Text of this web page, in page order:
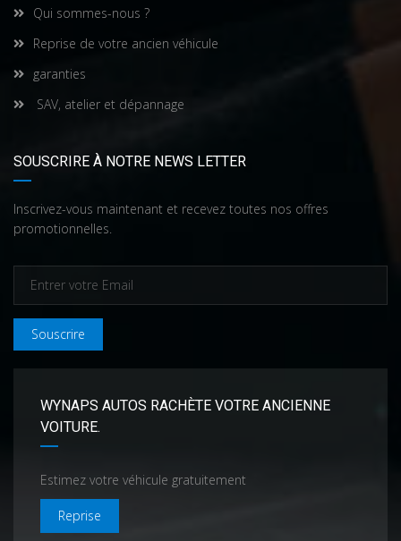
Qui sommes-nous ?
Reprise de votre ancien véhicule
garanties
SAV, atelier et dépannage
SOUSCRIRE À NOTRE NEWS LETTER
Inscrivez-vous maintenant et recevez toutes nos offres
promotionnelles.
Souscrire
WYNAPS AUTOS RACHÈTE VOTRE ANCIENNE
VOITURE.
Estimez votre véhicule gratuitement
Reprise